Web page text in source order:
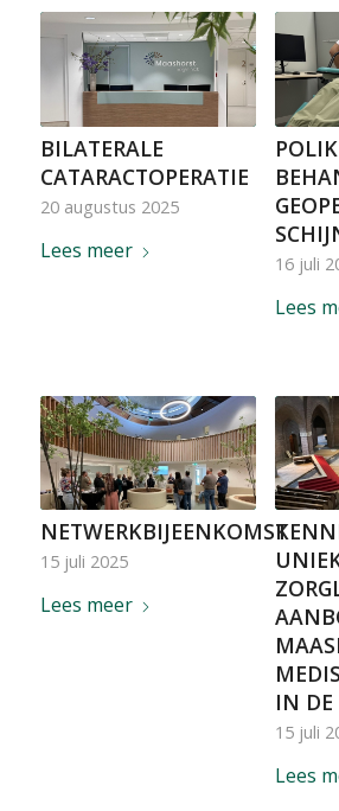
BILATERALE
CATARACTOPERATIE
20 augustus 2025
Lees meer
16 juli
Lees
NETWERKBIJEENKOMST
15 juli 2025
Lees meer
IN DE
15 juli
Lees